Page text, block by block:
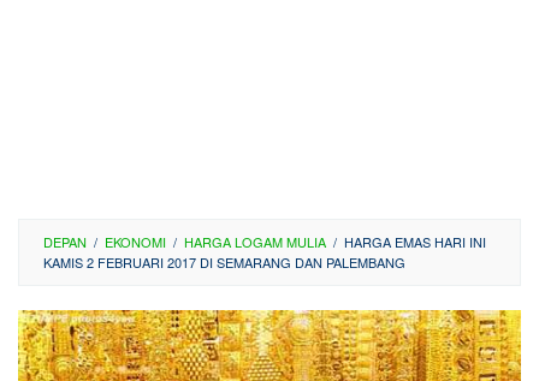
DEPAN / EKONOMI / HARGA LOGAM MULIA / HARGA EMAS HARI INI
KAMIS 2 FEBRUARI 2017 DI SEMARANG DAN PALEMBANG